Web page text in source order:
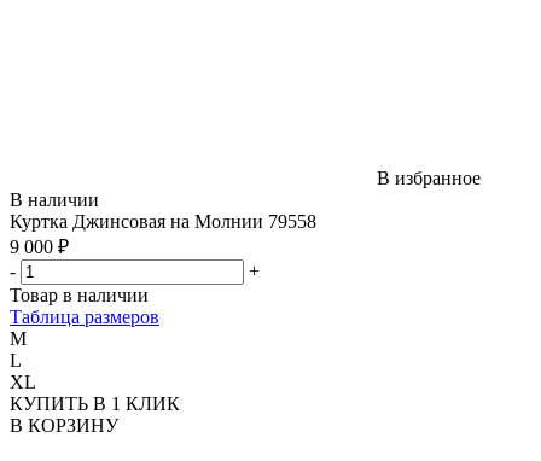
В избранное
В наличии
Куртка Джинсовая на Молнии 79558
9 000 ₽
-
+
Товар в наличии
Таблица размеров
M
L
XL
КУПИТЬ В 1 КЛИК
В КОРЗИНУ